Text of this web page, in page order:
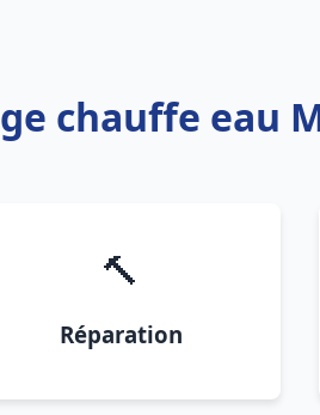
chauffe eau
🔨
Réparation